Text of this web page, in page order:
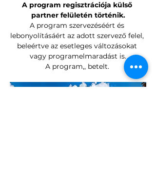
A program regisztrációja külső
partner felületén történik.
A program szervezéséért és
lebonyolításáért az adott szervező felel,
beleértve az esetleges változásokat
vagy programelmaradást is.
A program,, betelt.